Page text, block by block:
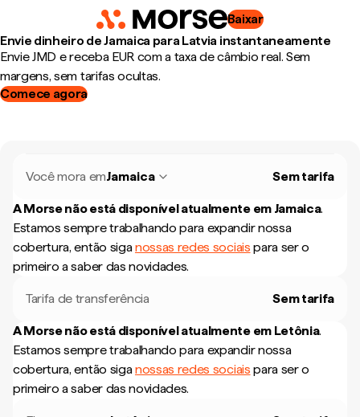
Baixar
Envie dinheiro de Jamaica para Latvia instantaneamente
Envie JMD e receba EUR com a taxa de câmbio real. Sem
margens, sem tarifas ocultas.
Comece agora
Você mora emJamaica Sem tarifa
A Morse não está disponível atualmente em Jamaica.
Estamos sempre trabalhando para expandir nossa
cobertura, então siganossas redes sociais para ser o
primeiro a saber das novidades.
Tarifa de transferência Sem tarifa
A Morse não está disponível atualmente em Letônia.
Estamos sempre trabalhando para expandir nossa
cobertura, então siganossas redes sociais para ser o
primeiro a saber das novidades.